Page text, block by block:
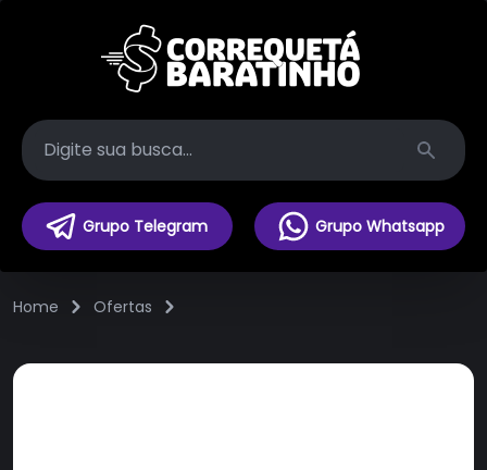
Search
Grupo Telegram Grupo Whatsapp
Home Ofertas